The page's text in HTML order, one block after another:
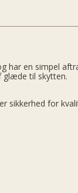
har en simpel
glæde til skytten.
sikkerhed for